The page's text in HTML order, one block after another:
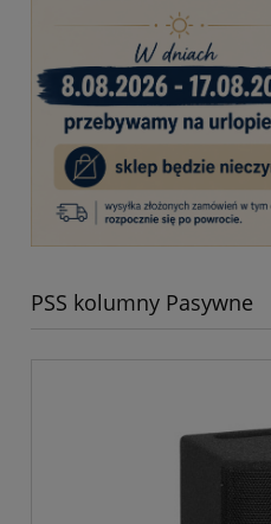
PSS kolumny Pasywne